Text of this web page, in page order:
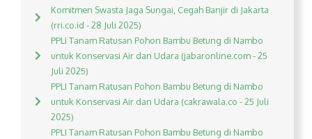
Komitmen Swasta Jaga Sungai, Cegah Banjir di Jakarta
(rri.co.id - 28 Juli 2025)
PPLI Tanam Ratusan Pohon Bambu Betung di Nambo
untuk Konservasi Air dan Udara (jabaronline.com - 25
Juli 2025)
PPLI Tanam Ratusan Pohon Bambu Betung di Nambo
untuk Konservasi Air dan Udara (cakrawala.co - 25 Juli
2025)
PPLI Tanam Ratusan Pohon Bambu Betung di Nambo